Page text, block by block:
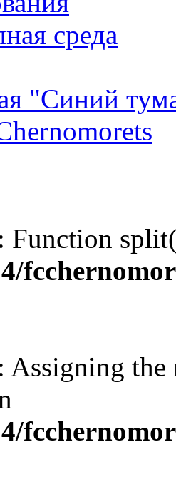
среда
"Синий
: Function
: Assigning the